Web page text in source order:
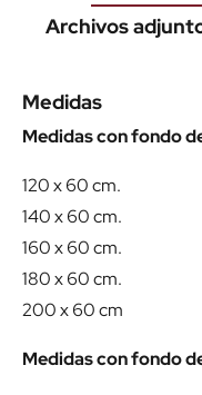
Archivos
Medidas
Medidas con fondo
120 x 60 cm.
140 x 60 cm.
160 x 60 cm.
180 x 60 cm.
200 x 60 cm
Medidas con fondo